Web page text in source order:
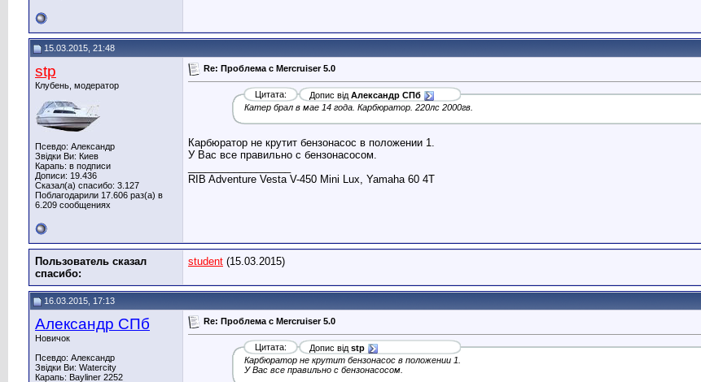
15.03.2015, 21:48
stp
Клубень, модератор
Псевдо: Александр
Звідки Ви: Киев
Карапь: в подписи
Дописи: 19.436
Сказал(а) спасибо: 3.127
Поблагодарили 17.606 раз(а) в
6.209 сообщениях
Re: Проблема с Mercruiser 5.0
Цитата: Допис від Александр СПб
Катер брал в мае 14 года. Карбюратор. 220лс 2000гв.
Карбюратор не крутит бензонасос в положении 1.
У Вас все правильно с бензонасосом.
RIB Adventure Vesta V-450 Mini Lux, Yamaha 60 4T
Пользователь сказал
cпасибо:
student (15.03.2015)
16.03.2015, 17:13
Александр СПб
Новичок
Псевдо: Александр
Звідки Ви: Watercity
Карапь: Bayliner 2252
Re: Проблема с Mercruiser 5.0
Цитата: Допис від stp
Карбюратор не крутит бензонасос в положении 1.
У Вас все правильно с бензонасосом.